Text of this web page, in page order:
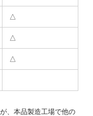
△
△
△
、本品製造工場で他の